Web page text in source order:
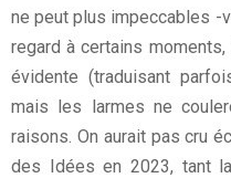
ne peut plus impeccables -
regard à certains
évidente (traduisant
mais les larmes ne
raisons. On aurait pas cru
des Idées en 2023, tant